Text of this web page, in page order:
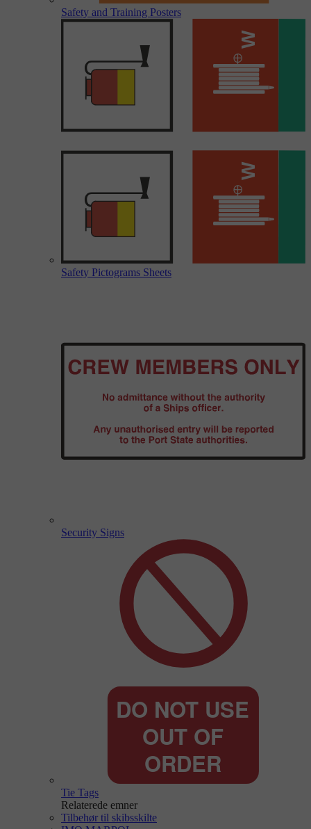
Safety and Training Posters
Safety Pictograms Sheets
Security Signs
Tie Tags
Relaterede emner
Tilbehør til skibsskilte